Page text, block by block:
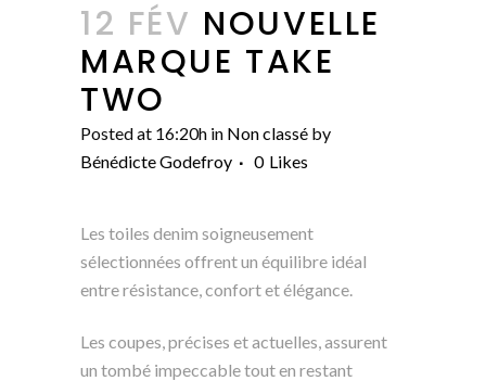
12 FÉV NOUVELLE
MARQUE TAKE
TWO
Posted at 16:20h in Non classé by
Bénédicte Godefroy
0 Likes
Les toiles denim soigneusement
sélectionnées offrent un équilibre idéal
entre résistance, confort et élégance.
Les coupes, précises et actuelles, assurent
un tombé impeccable tout en restant